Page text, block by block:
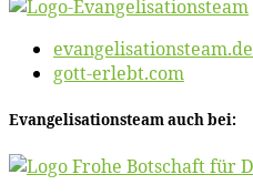
evangelisationsteam.de
gott-erlebt.com
Evan­ge­li­sa­ti­ons­team auch bei: